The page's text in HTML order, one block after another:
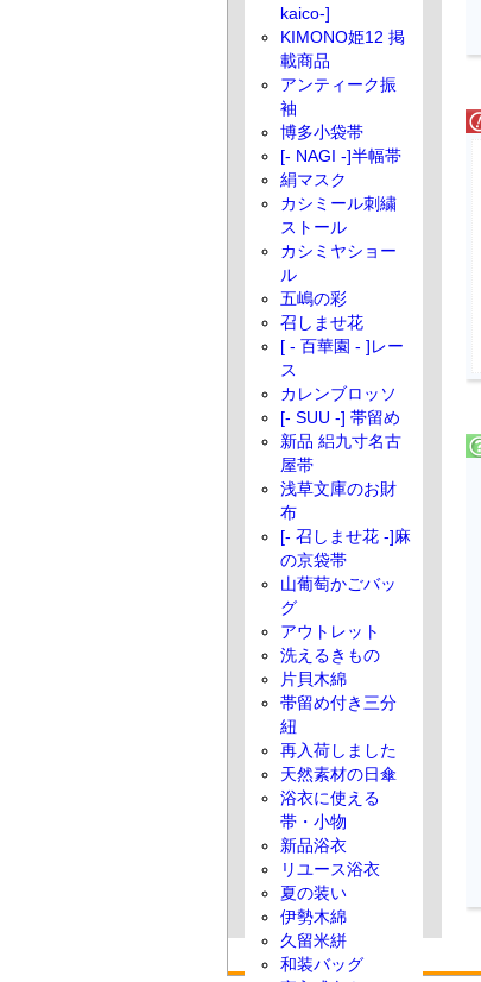
kaico-]
KIMONO姫12 掲
載商品
アンティーク振
袖
博多小袋帯
[- NAGI -]半幅帯
絹マスク
カシミール刺繍
ストール
カシミヤショー
ル
五嶋の彩
召しませ花
[ - 百華園 - ]レー
ス
カレンブロッソ
[- SUU -] 帯留め
新品 絽九寸名古
屋帯
浅草文庫のお財
布
[- 召しませ花 -]麻
の京袋帯
山葡萄かごバッ
グ
アウトレット
洗えるきもの
片貝木綿
帯留め付き三分
紐
再入荷しました
天然素材の日傘
浴衣に使える
帯・小物
新品浴衣
リユース浴衣
夏の装い
伊勢木綿
久留米絣
和装バッグ